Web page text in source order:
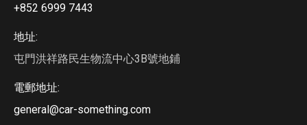
+852 6999 7443
地址:
屯門洪祥路民生物流中心3B號地鋪
電郵地址:
general@car-something.com